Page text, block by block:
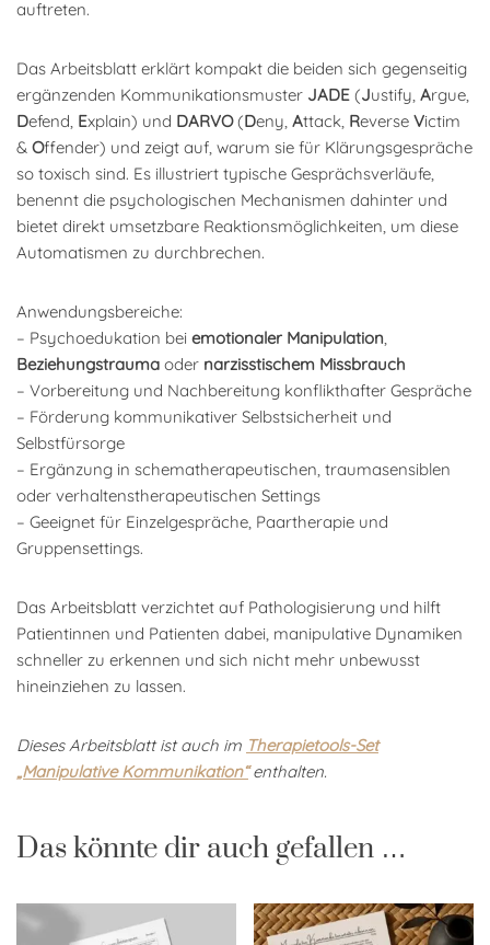
auftreten.
Das Arbeitsblatt erklärt kompakt die beiden sich gegenseitig
ergänzenden Kommunikationsmuster JADE (Justify, Argue,
Defend, Explain) und DARVO(Deny, Attack, Reverse Victim
& Offender) und zeigt auf, warum sie für Klärungsgespräche
so toxisch sind. Es illustriert typische Gesprächsverläufe,
benennt die psychologischen Mechanismen dahinter und
bietet direkt umsetzbare Reaktionsmöglichkeiten, um diese
Automatismen zu durchbrechen.
Anwendungsbereiche:
– Psychoedukation bei emotionaler Manipulation,
Beziehungstrauma oder narzisstischem Missbrauch
– Vorbereitung und Nachbereitung konflikthafter Gespräche
– Förderung kommunikativer Selbstsicherheit und
Selbstfürsorge
– Ergänzung in schematherapeutischen, traumasensiblen
oder verhaltenstherapeutischen Settings
– Geeignet für Einzelgespräche, Paartherapie und
Gruppensettings.
Das Arbeitsblatt verzichtet auf Pathologisierung und hilft
Patientinnen und Patienten dabei, manipulative Dynamiken
schneller zu erkennen und sich nicht mehr unbewusst
hineinziehen zu lassen.
Dieses Arbeitsblatt ist auch im Therapietools-Set
„Manipulative Kommunikation“enthalten.
Das könnte dir auch gefallen …